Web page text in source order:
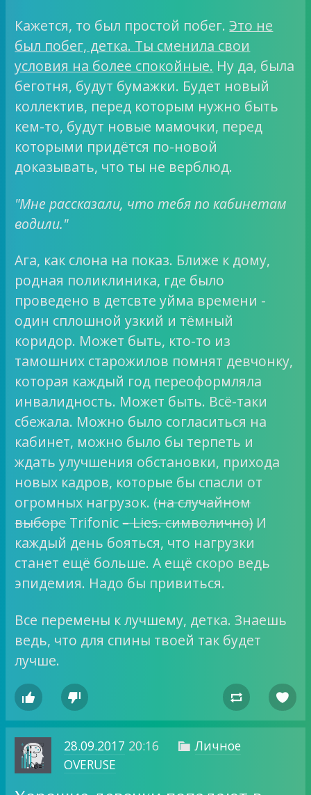
Кажется, то был простой побег.Это не
был побег, детка. Ты сменила свои
условия на более спокойные. Ну да, была
беготня, будут бумажки. Будет новый
коллектив, перед которым нужно быть
кем-то, будут новые мамочки, перед
которыми придётся по-новой
доказывать, что ты не верблюд.
"Мне рассказали, что тебя по кабинетам
водили."
Ага, как слона на показ. Ближе к дому,
родная поликлиника, где было
проведено в детсвте уйма времени -
один сплошной узкий и тёмный
коридор. Может быть, кто-то из
тамошних старожилов помнят девчонку,
которая каждый год переоформляла
инвалидность. Может быть. Всё-таки
сбежала. Можно было согласиться на
кабинет, можно было бы терпеть и
ждать улучшения обстановки, прихода
новых кадров, которые бы спасли от
огромных нагрузок.(на случайном
выбореTrifonic– Lies. символично)И
каждый день бояться, что нагрузки
станет ещё больше. А ещё скоро ведь
эпидемия. Надо бы привиться.
Все перемены к лучшему, детка. Знаешь
ведь, что для спины твоей так будет
лучше.
   
28.09.2017 20:16  Личное
OVERUSE